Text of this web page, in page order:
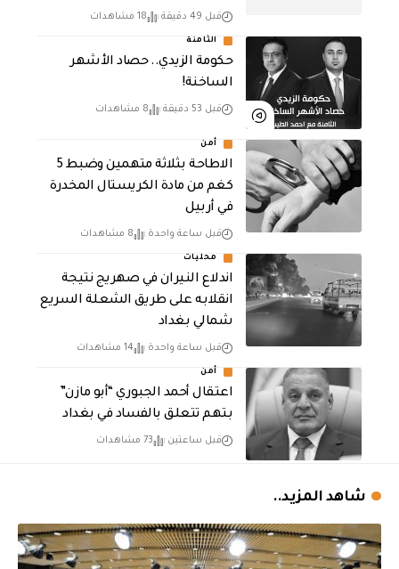
قبل 49 دقيقة 18 مشاهدات
الثامنة
حكومة الزيدي.. حصاد الأشهر
الساخنة!
قبل 53 دقيقة 8 مشاهدات
أمن
الاطاحة بثلاثة متهمين وضبط 5
كغم من مادة الكريستال المخدرة ​
في أربيل
قبل ساعة واحدة 8 مشاهدات
محليات
اندلاع النيران في صهريج نتيجة
انقلابه على طريق الشعلة السريع
شمالي بغداد
قبل ساعة واحدة 14 مشاهدات
أمن
اعتقال أحمد الجبوري “أبو مازن”
بتهم تتعلق بالفساد في بغداد
قبل ساعتين 73 مشاهدات
شاهد المزيد..